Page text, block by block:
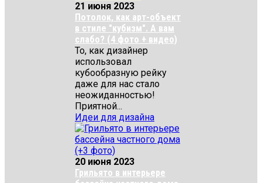
21 июня 2023
Потолок, как арт-объект
в стиле "кубизм". А вам
слабо? (4 фото + видео)
То, как дизайнер
использовал
кубообразную рейку
даже для нас стало
неожиданностью!
Приятной...
Идеи для дизайна
20 июня 2023
Грильято в интерьере